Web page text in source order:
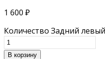
1 600 ₽
Количество Задний
В корзину